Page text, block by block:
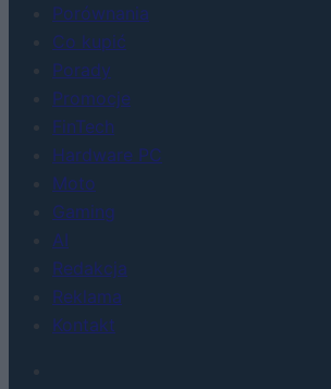
Porównania
Co kupić
Porady
Promocje
FinTech
Hardware PC
Moto
Gaming
AI
Redakcja
Reklama
Kontakt